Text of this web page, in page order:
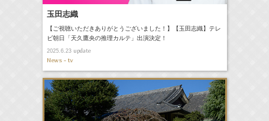
玉田志織
【ご視聴いただきありがとうございました！】【玉田志織】テレ
ビ朝日「天久鷹央の推理カルテ」出演決定！
2025.6.23update
News - tv